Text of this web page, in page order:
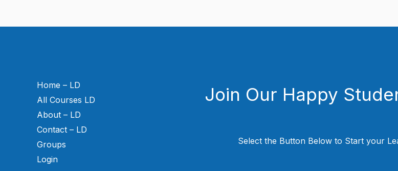
Home – LD
All Courses LD
About – LD
Contact – LD
Groups
Login
Join Our Happy
Select the Button Below to Start your